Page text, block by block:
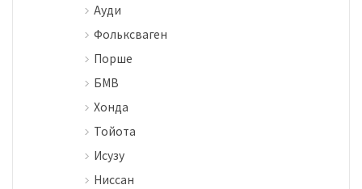
Ауди
Фольксваген
Порше
БМВ
Хонда
Тойота
Исузу
Ниссан